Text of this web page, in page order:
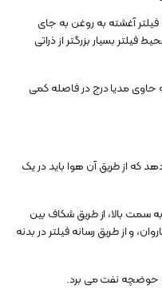
آغشته به روغن به جای
بسیار بزرگتر از ذراتی
حاوی مدیا درج در فاصله کمی
که از طریق آن هوا باید در یک
بالا، از طریق شکاف بین
و از طریق رسانه فیلتر در بدنه
حوضچه نفت می برد.